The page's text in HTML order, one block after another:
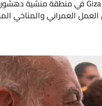
العمراني والمناخي